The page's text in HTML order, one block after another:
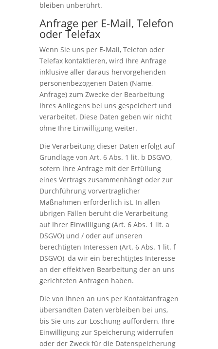
bleiben unberührt.
Anfrage per E-Mail, Telefon
oder Telefax
Wenn Sie uns per E-Mail, Telefon oder
Telefax kontaktieren, wird Ihre Anfrage
inklusive aller daraus hervorgehenden
personenbezogenen Daten (Name,
Anfrage) zum Zwecke der Bearbeitung
Ihres Anliegens bei uns gespeichert und
verarbeitet. Diese Daten geben wir nicht
ohne Ihre Einwilligung weiter.
Die Verarbeitung dieser Daten erfolgt auf
Grundlage von Art. 6 Abs. 1 lit. b DSGVO,
sofern Ihre Anfrage mit der Erfüllung
eines Vertrags zusammenhängt oder zur
Durchführung vorvertraglicher
Maßnahmen erforderlich ist. In allen
übrigen Fällen beruht die Verarbeitung
auf Ihrer Einwilligung (Art. 6 Abs. 1 lit. a
DSGVO) und / oder auf unseren
berechtigten Interessen (Art. 6 Abs. 1 lit. f
DSGVO), da wir ein berechtigtes Interesse
an der effektiven Bearbeitung der an uns
gerichteten Anfragen haben.
Die von Ihnen an uns per Kontaktanfragen
übersandten Daten verbleiben bei uns,
bis Sie uns zur Löschung auffordern, Ihre
Einwilligung zur Speicherung widerrufen
oder der Zweck für die Datenspeicherung